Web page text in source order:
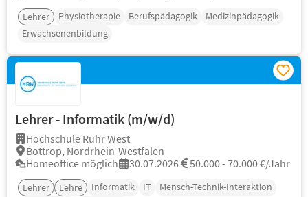
Lehrer Physiotherapie Berufspädagogik
Medizinpädagogik
Erwachsenenbildung
Lehrer - Informatik (m/w/d)
Hochschule Ruhr West
Bottrop, Nordrhein-Westfalen
Homeoffice möglich
30.07.2026 50.000 - 70.000 €/Jahr
Lehrer Lehre Informatik IT
Mensch-Technik-Interaktion